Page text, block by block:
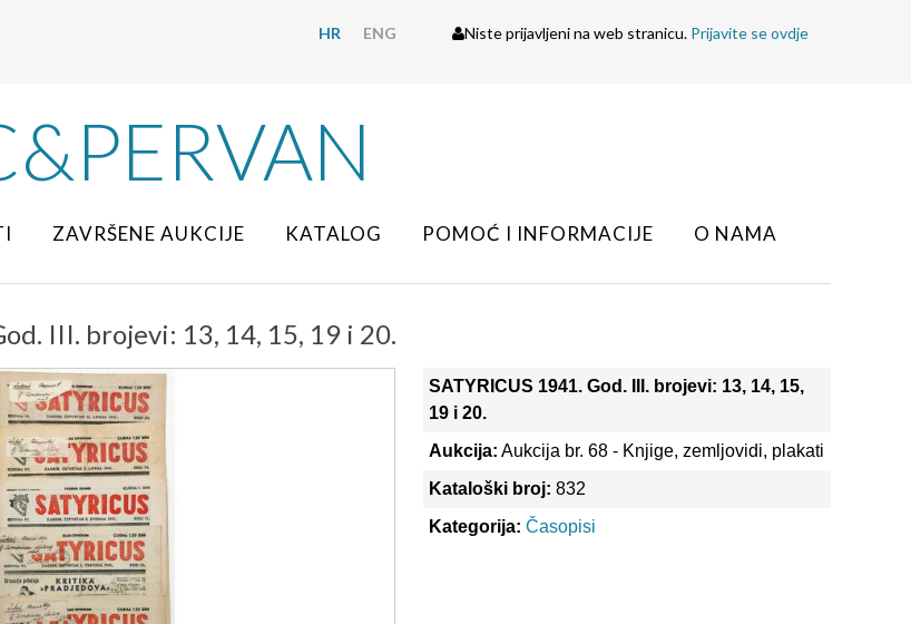
HR ENG Niste prijavljeni na web stranicu. Prijavite se ovdje
ZAVRŠENE AUKCIJE KATALOG POMOĆ I INFORMACIJE
O NAMA
III. brojevi: 13, 14, 15, 19 i 20.
SATYRICUS 1941. God. III. brojevi: 13, 14, 15,
19 i 20.
Aukcija: Aukcija br. 68 - Knjige, zemljovidi, plakati
Kataloški broj: 832
Kategorija: Časopisi